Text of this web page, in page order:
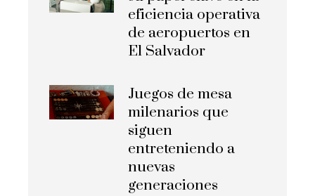
eficiencia operativa
de aeropuertos en
El Salvador
Juegos de mesa
milenarios que
siguen
entreteniendo a
nuevas
generaciones